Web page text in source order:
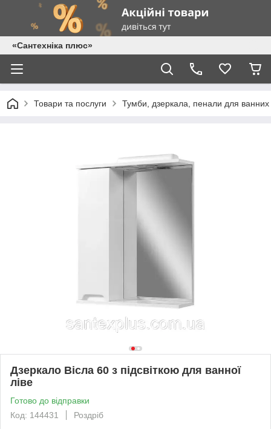
«Сантехніка плюс»
Товари та послуги Тумби, дзеркала, пенали для ванних
Дзеркало Вісла 60 з підсвіткою для ванної
ліве
Готово до відправки
Код: 144431
Роздріб